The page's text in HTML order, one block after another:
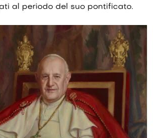
al periodo del suo pontificato.